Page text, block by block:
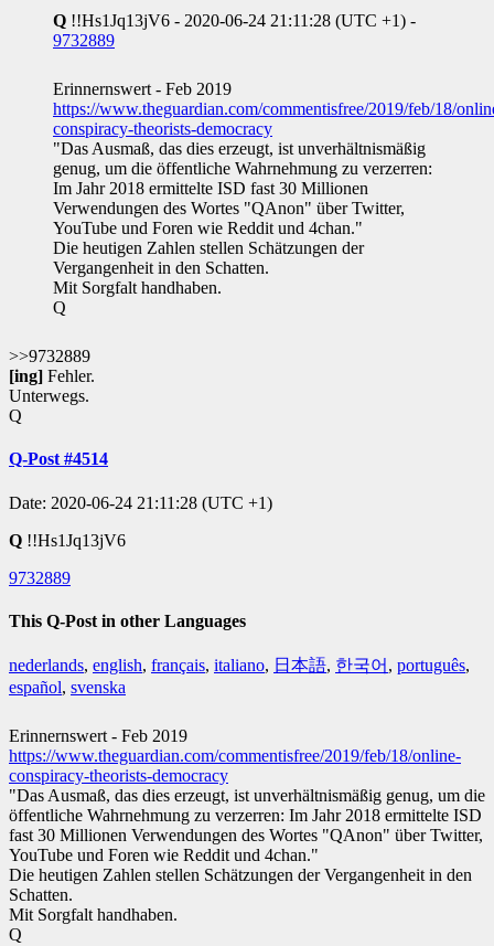
Q !!Hs1Jq13jV6 - 2020-06-24 21:11:28 (UTC +1) -
9732889
Erinnernswert - Feb 2019
https://www.theguardian.com/commentisfree/2019/feb/18/
conspiracy-theorists-democracy
"Das Ausmaß, das dies erzeugt, ist unverhältnismäßig
genug, um die öffentliche Wahrnehmung zu verzerren:
Im Jahr 2018 ermittelte ISD fast 30 Millionen
Verwendungen des Wortes "QAnon" über Twitter,
YouTube und Foren wie Reddit und 4chan."
Die heutigen Zahlen stellen Schätzungen der
Vergangenheit in den Schatten.
Mit Sorgfalt handhaben.
Q
>>9732889
[ing] Fehler.
Unterwegs.
Q
Q-Post #4514
Date: 2020-06-24 21:11:28 (UTC +1)
Q !!Hs1Jq13jV6
9732889
This Q-Post in other Languages
nederlands, english, français, italiano, 日本語, 한국어 , português,
español, svenska
Erinnernswert - Feb 2019
https://www.theguardian.com/commentisfree/2019/feb/18/online-
conspiracy-theorists-democracy
"Das Ausmaß, das dies erzeugt, ist unverhältnismäßig genug, um die
öffentliche Wahrnehmung zu verzerren: Im Jahr 2018 ermittelte ISD
fast 30 Millionen Verwendungen des Wortes "QAnon" über Twitter,
YouTube und Foren wie Reddit und 4chan."
Die heutigen Zahlen stellen Schätzungen der Vergangenheit in den
Schatten.
Mit Sorgfalt handhaben.
Q